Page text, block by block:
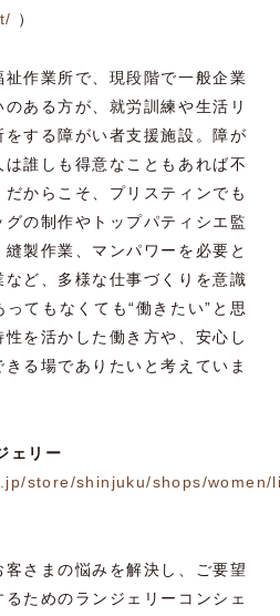
）
作業所で、現段階で一般企業
ある方が、就労訓練や生活リ
する障がい者支援施設。障が
誰しも得意なこともあれば不
からこそ、プリスティンでも
の制作やトップパティシエ監
製作業、マンパワーを必要と
ど、多様な仕事づくりを意識
てもなくても“働きたい”と思
を活かした働き方や、安心し
る場でありたいと考えていま
ェリー
store/shinjuku/shops/women/
さまの悩みを解決し、ご要望
ためのランジェリーコンシェ